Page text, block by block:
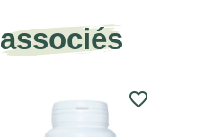
associés
favorite_border